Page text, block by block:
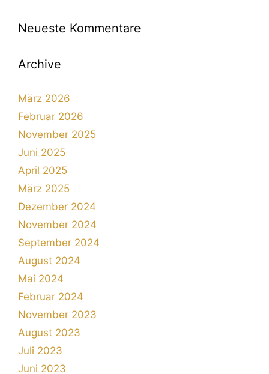
Neueste Kommentare
Archive
März 2026
Februar 2026
November 2025
Juni 2025
April 2025
März 2025
Dezember 2024
November 2024
September 2024
August 2024
Mai 2024
Februar 2024
November 2023
August 2023
Juli 2023
Juni 2023